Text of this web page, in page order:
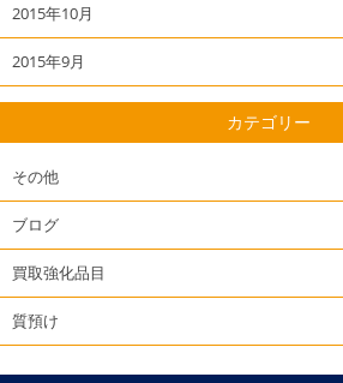
2015年10月
2015年9月
カテゴリー
その他
ブログ
買取強化品目
質預け